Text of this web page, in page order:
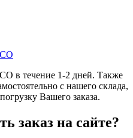
в течение 1-2 дней. Также
с нашего склада,
Вашего заказа.
заказ на сайте?